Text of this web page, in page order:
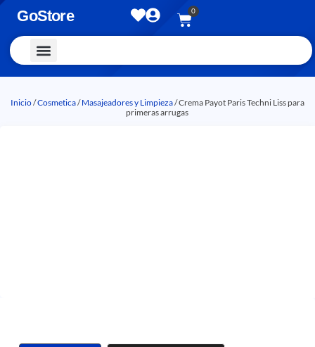
GoStore 0
Inicio/Cosmetica/Masajeadores y Limpieza/ Crema Payot Paris Techni Liss para
primeras arrugas